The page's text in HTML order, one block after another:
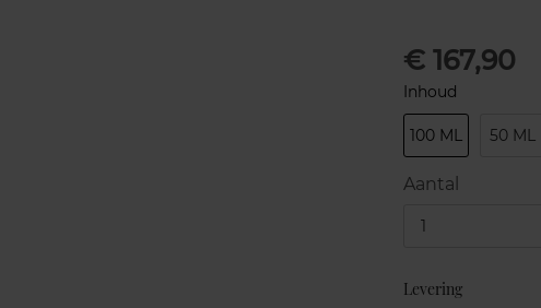
€ 167,90
Inhoud
100 ML 50 ML
Aantal
1
Levering